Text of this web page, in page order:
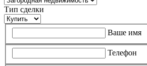
Тип сделки
Ваше имя
Телефон